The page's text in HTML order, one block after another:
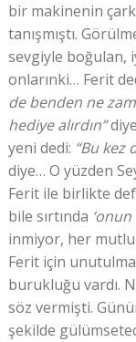
bir makinenin
tanışmıştı.
sevgiyle boğulan,
onlarınki… Ferit
de benden ne
hediye alırdın”
yeni dedi: “Bu kez
diye… O yüzden
Ferit ile birlikte
bile sırtında
inmiyor, her
Ferit için
burukluğu vardı.
söz vermişti.
şekilde